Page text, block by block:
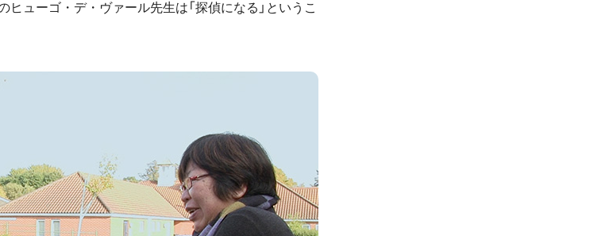
ューゴ・デ・ヴァール先生は「探偵になる」というこ